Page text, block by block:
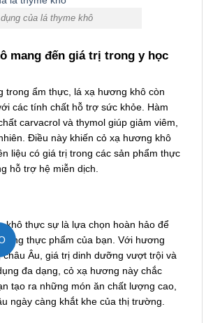
của lá thyme khô
mang đến giá trị trong y học
trong ẩm thực, lá xạ hương khô còn
các tính chất hỗ trợ sức khỏe. Hàm
carvacrol và thymol giúp giảm viêm,
Điều này khiến cỏ xạ hương khô
liệu có giá trị trong các sản phẩm thực
hỗ trợ hệ miễn dịch.
khô thực sự là lựa chọn hoàn hảo để
thực phẩm của bạn. Với hương
Âu, giá trị dinh dưỡng vượt trội và
đa dạng, cỏ xạ hương này chắc
tạo ra những món ăn chất lượng cao,
ngày càng khắt khe của thị trường.